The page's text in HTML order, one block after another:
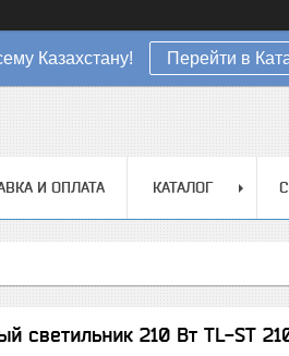
Казахстану! Перейти в
И ОПЛАТА КАТАЛОГ
светильник 210 Вт TL-ST